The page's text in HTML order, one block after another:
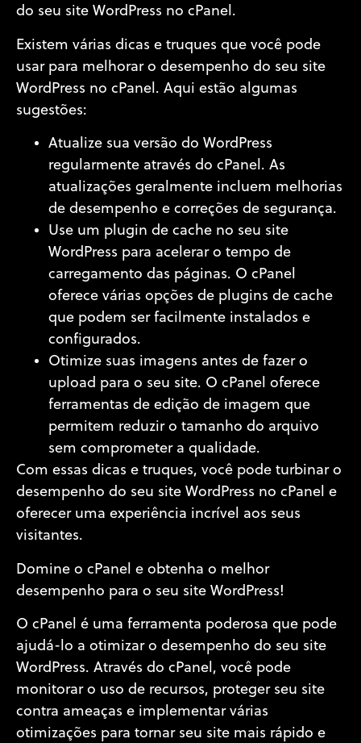
do seu site WordPress no cPanel.
Existem várias dicas e truques que você pode
usar para melhorar o desempenho do seu site
WordPress no cPanel. Aqui estão algumas
sugestões:
Atualize sua versão do WordPress
regularmente através do cPanel. As
atualizações geralmente incluem melhorias
de desempenho e correções de segurança.
Use um plugin de cache no seu site
WordPress para acelerar o tempo de
carregamento das páginas. O cPanel
oferece várias opções de plugins de cache
que podem ser facilmente instalados e
configurados.
Otimize suas imagens antes de fazer o
upload para o seu site. O cPanel oferece
ferramentas de edição de imagem que
permitem reduzir o tamanho do arquivo
sem comprometer a qualidade.
Com essas dicas e truques, você pode turbinar o
desempenho do seu site WordPress no cPanel e
oferecer uma experiência incrível aos seus
visitantes.
Domine o cPanel e obtenha o melhor
desempenho para o seu site WordPress!
O cPanel é uma ferramenta poderosa que pode
ajudá-lo a otimizar o desempenho do seu site
WordPress. Através do cPanel, você pode
monitorar o uso de recursos, proteger seu site
contra ameaças e implementar várias
otimizações para tornar seu site mais rápido e